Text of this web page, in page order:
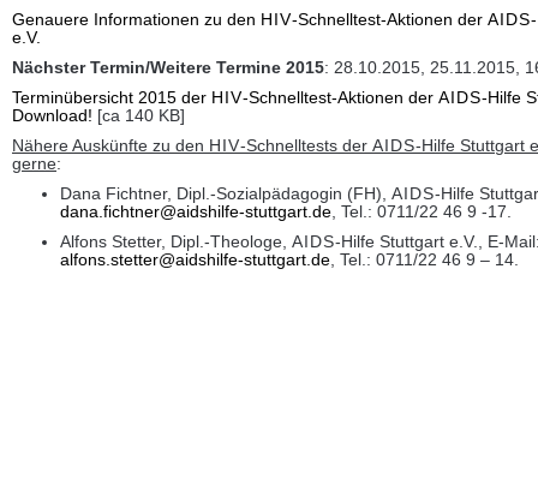
Genauere Informationen zu den HIV-Schnelltest-Aktionen der AIDS
e.V.
Nächster Termin/Weitere Termine 2015: 28.10.2015, 25.11.2015,
Terminübersicht 2015 der HIV-Schnelltest-Aktionen der AIDS-Hilfe
Download! [ca 140 KB]
Nähere Auskünfte zu den HIV-Schnelltests der AIDS-Hilfe Stuttgart
gerne:
Dana Fichtner, Dipl.-Sozialpädagogin (FH), AIDS-Hilfe
dana.fichtner@aidshilfe-stuttgart.de , Tel.: 0711/22 46 9 -17.
Alfons Stetter, Dipl.-Theologe, AIDS-Hilfe Stuttgart e.V., E-
alfons.stetter@aidshilfe-stuttgart.de , Tel.: 0711/22 46 9 – 14.